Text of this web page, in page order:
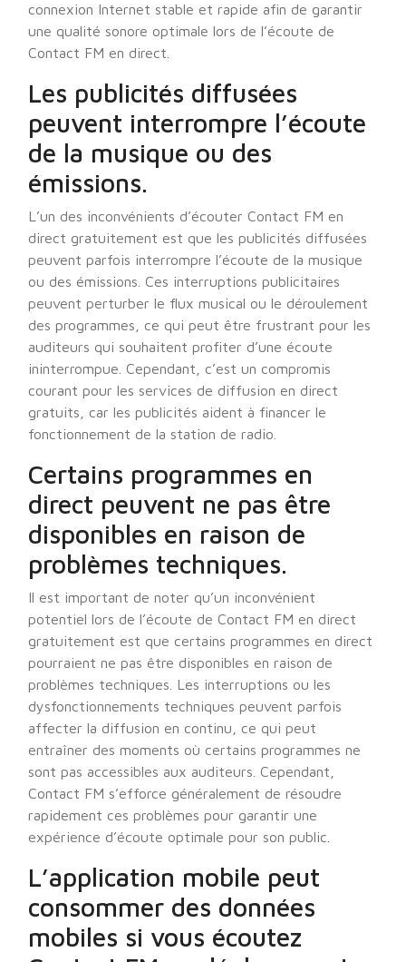
connexion Internet stable et rapide afin de garantir
une qualité sonore optimale lors de l’écoute de
Contact FM en direct.
Les publicités diffusées
peuvent interrompre l’écoute
de la musique ou des
émissions.
L’un des inconvénients d’écouter Contact FM en
direct gratuitement est que les publicités diffusées
peuvent parfois interrompre l’écoute de la musique
ou des émissions. Ces interruptions publicitaires
peuvent perturber le flux musical ou le déroulement
des programmes, ce qui peut être frustrant pour les
auditeurs qui souhaitent profiter d’une écoute
ininterrompue. Cependant, c’est un compromis
courant pour les services de diffusion en direct
gratuits, car les publicités aident à financer le
fonctionnement de la station de radio.
Certains programmes en
direct peuvent ne pas être
disponibles en raison de
problèmes techniques.
Il est important de noter qu’un inconvénient
potentiel lors de l’écoute de Contact FM en direct
gratuitement est que certains programmes en direct
pourraient ne pas être disponibles en raison de
problèmes techniques. Les interruptions ou les
dysfonctionnements techniques peuvent parfois
affecter la diffusion en continu, ce qui peut
entraîner des moments où certains programmes ne
sont pas accessibles aux auditeurs. Cependant,
Contact FM s’efforce généralement de résoudre
rapidement ces problèmes pour garantir une
expérience d’écoute optimale pour son public.
L’application mobile peut
consommer des données
mobiles si vous écoutez